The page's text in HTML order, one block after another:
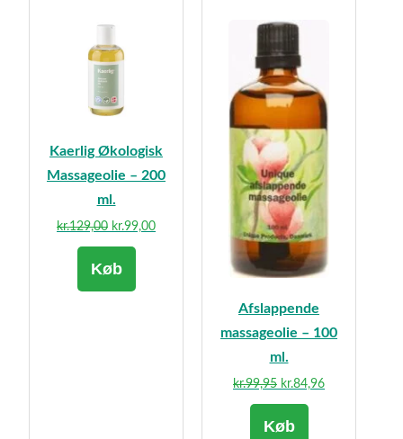
Kaerlig Økologisk
Massageolie – 200
ml.
kr.129,00 Den
oprindelige
pris
kr.99,00Den
Køb
Afslappende
massageolie – 100
ml.
kr.99,95 Den
oprindelige
pris
kr.84,96Den
Køb